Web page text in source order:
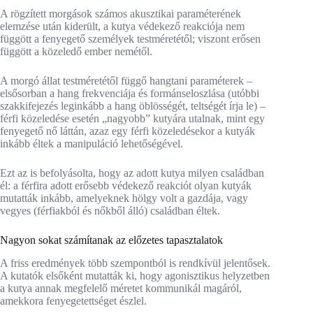
A rögzített morgások számos akusztikai paraméterének
elemzése után kiderült, a kutya védekező reakciója nem
függött a fenyegető személyek testméretétől; viszont erősen
függött a közeledő ember nemétől.
A morgó állat testméretétől függő hangtani paraméterek –
elsősorban a hang frekvenciája és formánseloszlása (utóbbi
szakkifejezés leginkább a hang öblösségét, teltségét írja le) –
férfi közeledése esetén „nagyobb” kutyára utalnak, mint egy
fenyegető nő láttán, azaz egy férfi közeledésekor a kutyák
inkább éltek a manipuláció lehetőségével.
Ezt az is befolyásolta, hogy az adott kutya milyen családban
él: a férfira adott erősebb védekező reakciót olyan kutyák
mutatták inkább, amelyeknek hölgy volt a gazdája, vagy
vegyes (férfiakból és nőkből álló) családban éltek.
Nagyon sokat számítanak az előzetes tapasztalatok
A friss eredmények több szempontból is rendkívül jelentősek.
A kutatók elsőként mutatták ki, hogy agonisztikus helyzetben
a kutya annak megfelelő méretet kommunikál magáról,
amekkora fenyegetettséget észlel.